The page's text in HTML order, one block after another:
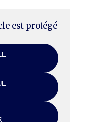
est protégé